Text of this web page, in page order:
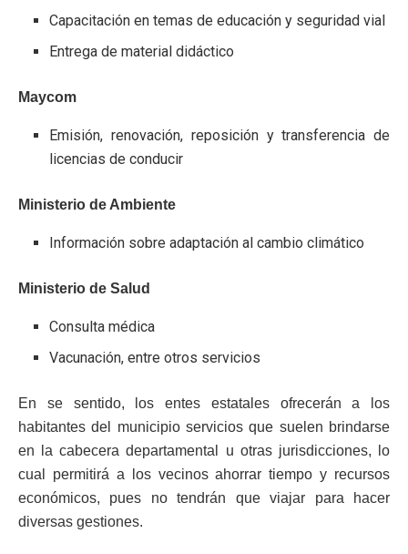
Capacitación en temas de educación y seguridad vial
Entrega de material didáctico
Maycom
Emisión, renovación, reposición y transferencia de
licencias de conducir
Ministerio de Ambiente
Información sobre adaptación al cambio climático
Ministerio de Salud
Consulta médica
Vacunación, entre otros servicios
En se sentido, los entes estatales ofrecerán a los
habitantes del municipio servicios que suelen brindarse
en la cabecera departamental u otras jurisdicciones, lo
cual permitirá a los vecinos ahorrar tiempo y recursos
económicos, pues no tendrán que viajar para hacer
diversas gestiones.